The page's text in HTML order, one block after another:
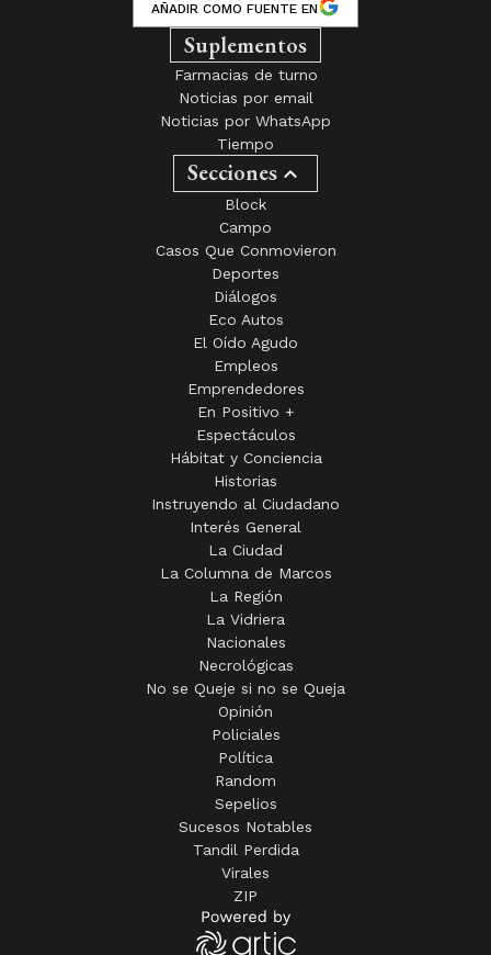
AÑADIR COMO FUENTE EN
Suplementos
Farmacias de turno
Noticias por email
Noticias por WhatsApp
Tiempo
Secciones
Block
Campo
Casos Que Conmovieron
Deportes
Diálogos
Eco Autos
El Oído Agudo
Empleos
Emprendedores
En Positivo +
Espectáculos
Hábitat y Conciencia
Historias
Instruyendo al Ciudadano
Interés General
La Ciudad
La Columna de Marcos
La Región
La Vidriera
Nacionales
Necrológicas
No se Queje si no se Queja
Opinión
Policiales
Política
Random
Sepelios
Sucesos Notables
Tandil Perdida
Virales
ZIP